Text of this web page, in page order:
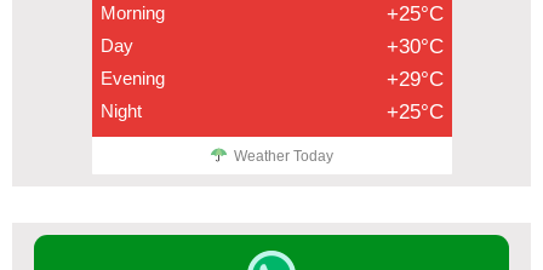
Morning +25°C
Day +30°C
Evening +29°C
Night +25°C
Weather Today